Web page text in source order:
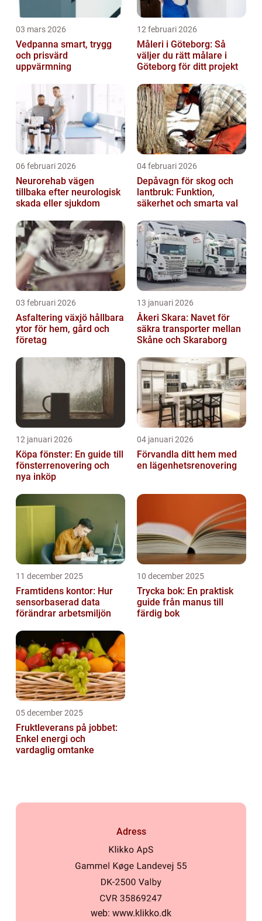
03 mars 2026
Vedpanna smart, trygg
och prisvärd
uppvärmning
12 februari 2026
Måleri i Göteborg: Så
väljer du rätt målare i
Göteborg för ditt projekt
06 februari 2026
Neurorehab vägen
tillbaka efter neurologisk
skada eller sjukdom
04 februari 2026
Depåvagn för skog och
lantbruk: Funktion,
säkerhet och smarta val
03 februari 2026
Asfaltering växjö hållbara
ytor för hem, gård och
företag
13 januari 2026
Åkeri Skara: Navet för
säkra transporter mellan
Skåne och Skaraborg
12 januari 2026
Köpa fönster: En guide till
fönsterrenovering och
nya inköp
04 januari 2026
Förvandla ditt hem med
en lägenhetsrenovering
11 december 2025
Framtidens kontor: Hur
sensorbaserad data
förändrar arbetsmiljön
10 december 2025
Trycka bok: En praktisk
guide från manus till
färdig bok
05 december 2025
Fruktleverans på jobbet:
Enkel energi och
vardaglig omtanke
Adress
web: www.klikko.dk